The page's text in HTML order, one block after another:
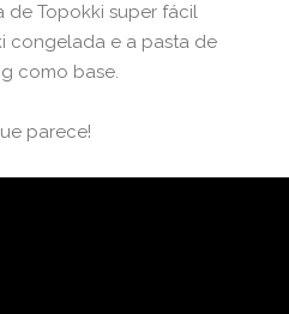
de Topokki super fácil
congelada e a pasta de
como base.
parece!